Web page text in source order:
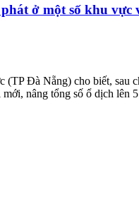
ở một số khu vực
Đà Nẵng) cho biết, sau
nâng tổng số ổ dịch lên